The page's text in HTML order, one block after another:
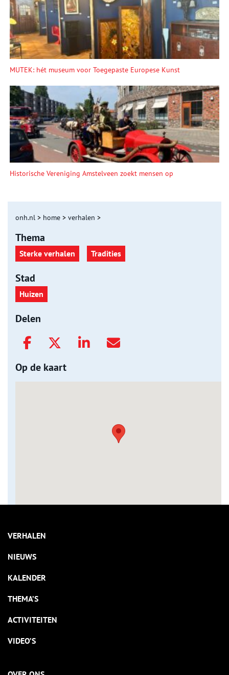
MUTEK: hét museum voor Toegepaste Europese Kunst
Historische Vereniging Amstelveen zoekt mensen op
onh.nl > home > verhalen >
Thema
Sterke verhalen Tradities
Stad
Huizen
Delen
Op de kaart
VERHALEN
NIEUWS
KALENDER
THEMA’S
ACTIVITEITEN
VIDEO’S